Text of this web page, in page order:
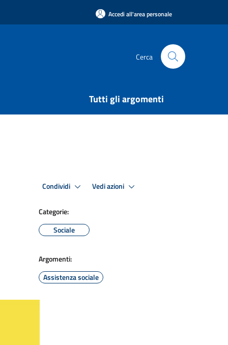
Accedi all'area personale
Cerca
Tutti gli argomenti
Condividi Vedi azioni
Categorie:
Sociale
Argomenti:
Assistenza sociale